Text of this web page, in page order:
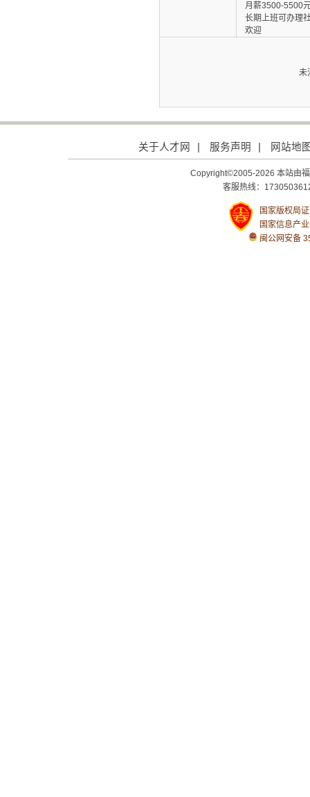
月薪3500-5500
长期上班可办理
欢迎
未
关于人才网 服务声明 网站地
Copyright©2005-2026 本站由
客服热线：
国家版权局
国家信息产
闽公网安备